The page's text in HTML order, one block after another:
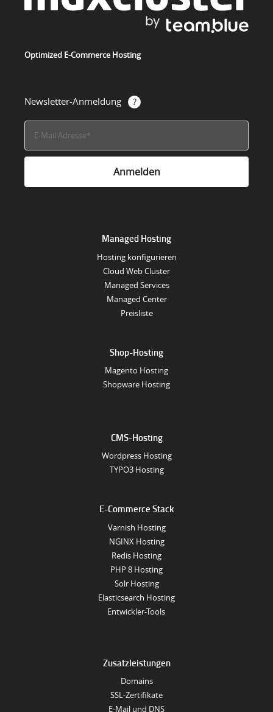
Optimized E-Commerce Hosting
Newsletter-Anmeldung
Managed Hosting
Hosting konfigurieren
Cloud Web Cluster
Managed Services
Managed Center
Preisliste
Shop-Hosting
Magento Hosting
Shopware Hosting
CMS-Hosting
Wordpress Hosting
TYPO3 Hosting
E-Commerce Stack
Varnish Hosting
NGINX Hosting
Redis Hosting
PHP 8 Hosting
Solr Hosting
Elasticsearch Hosting
Entwickler-Tools
Zusatzleistungen
Domains
SSL-Zertifikate
E-Mail und DNS